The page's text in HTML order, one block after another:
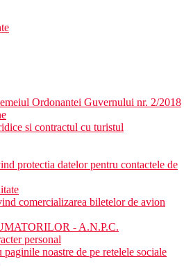
private
copii
Ordonantei Guvernului nr. 2/2018
si contractul cu turistul
protectia datelor pentru contactele de
comercializarea biletelor de avion
- A.N.P.C.
personal
noastre de pe retelele sociale